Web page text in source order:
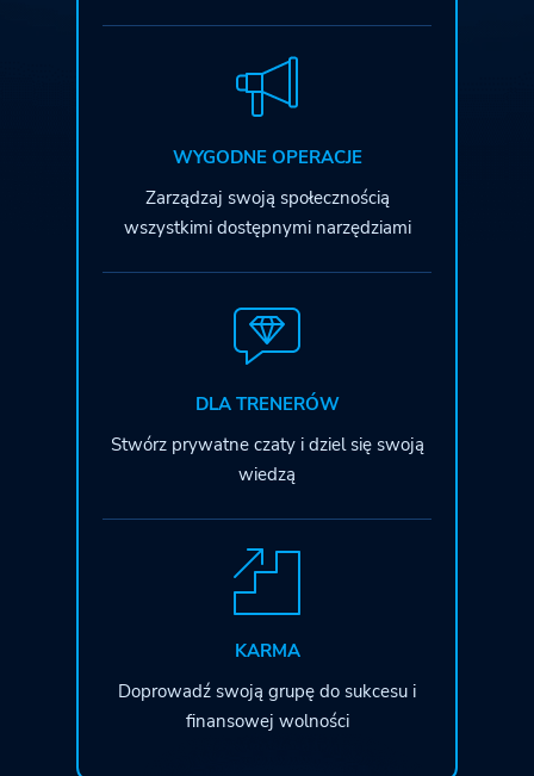
WYGODNE OPERACJE
Zarządzaj swoją społecznością
wszystkimi dostępnymi narzędziami
DLA TRENERÓW
Stwórz prywatne czaty i dziel się swoją
wiedzą
KARMA
Doprowadź swoją grupę do sukcesu i
finansowej wolności